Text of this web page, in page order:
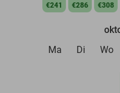
€241 €286 €308
Ma
Di Wo